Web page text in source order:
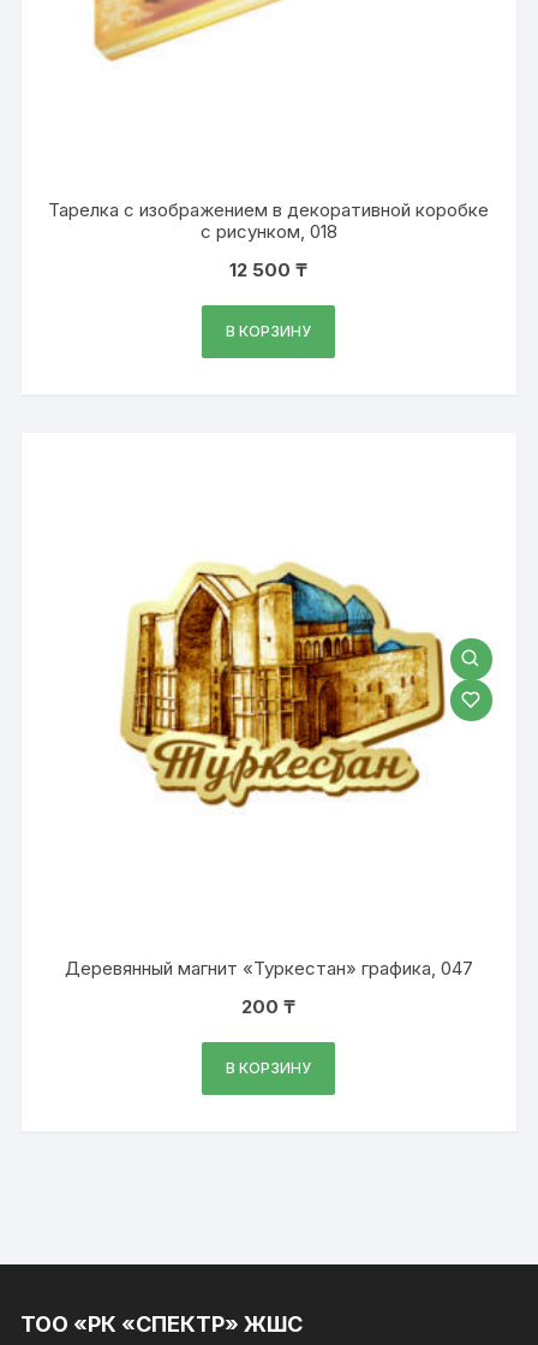
Тарелка с изображением в декоративной коробке
с рисунком, 018
12 500₸
В КОРЗИНУ
Деревянный магнит «Туркестан» графика, 047
200₸
В КОРЗИНУ
ТОО «РК «СПЕКТР» ЖШС